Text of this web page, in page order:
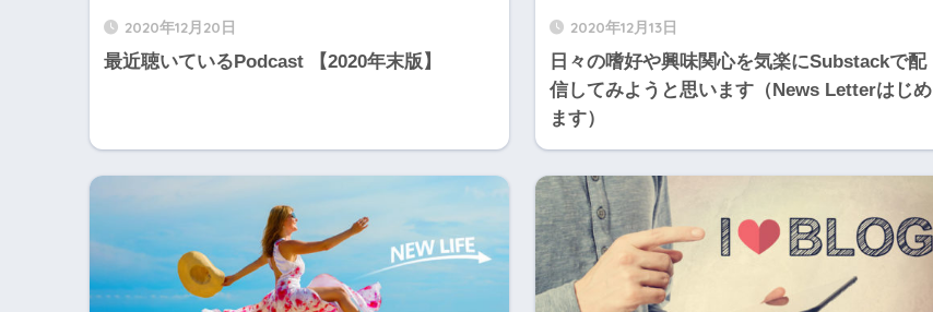
2020年12月20日
最近聴いているPodcast 【2020年末版】
2020年12月13日
日々の嗜好や興味関心を気楽にSubstackで配
信してみようと思います（News Letterはじめ
ます）